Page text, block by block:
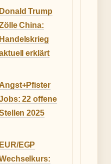
Donald Trump
China:
Handelskrieg
erklärt
Angst+Pfister
22 offene
2025
EUR/EGP